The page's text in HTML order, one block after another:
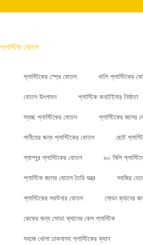
প্লাস্টিক বোতল
প্লাস্টিকের স্প্রে বোতল খালি প্লাস্টিকের
বোতল উৎপাদন প্লাস্টিক কনটেইনার নির্মাতা
স্বচ্ছ প্লাস্টিকের বোতল প্লাস্টিকের জলের
পানীয়ের জন্য প্লাস্টিকের বোতল ছোট
শ্যাম্পুর প্লাস্টিকের বোতল ৬০ মিলি
প্লাস্টিক জলের বোতল তৈরি যন্ত্র সবজির
প্লাস্টিকের সফটনার বোতল সোডা ক্যানের
কেকের জন্য সোডা ক্যানের কেস প্লাস্টিক
সহজে খোলা ঢাকনাসহ প্লাস্টিকের ক্যান